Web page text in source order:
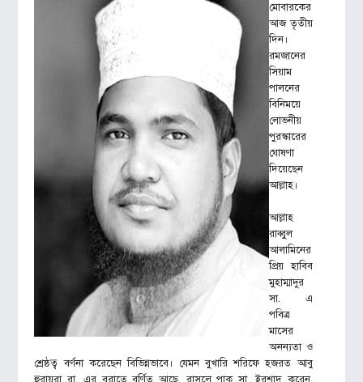
মোবারকের
আজ তৃতীয়
দিন।
রমজানের
সিয়াম
পালনের
বিনিময়ে
লোভনীয়
পুরস্কারের
ঘোষণা
দিয়েছেন
আল্লাহ।
আল্লাহ
রাব্বুল
আলামিনের
প্রিয় হাবিব
মুহাম্মাদুর
সা. এ
পবিত্র
মাসের
অনন্যতা ও
শ্রেষ্ঠত্ব বর্ণনা করেছেন বিভিন্নভাবে। যেমন বুখারি শরিফে হজরত আবু